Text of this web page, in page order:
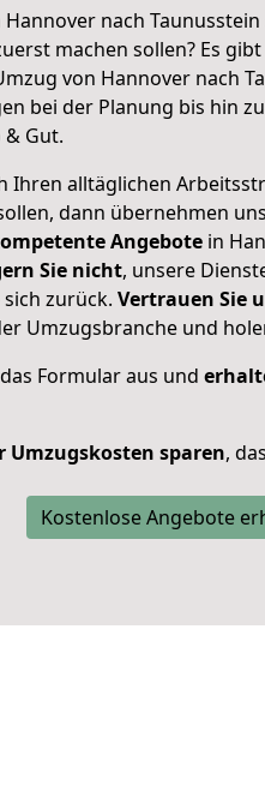
nach
machen sollen? Es
von Hannover nach
bei der Planung bis hin
Gut.
Ihren alltäglichen
dann übernehmen
Angebote in
Sie nicht, unsere
zurück. Vertrauen Sie
Umzugsbranche und
Formular aus und
Umzugskosten sparen,
Kostenlose Angebote